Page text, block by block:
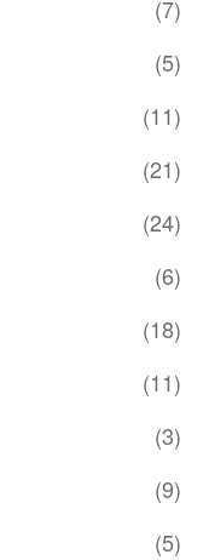
(7)
(5)
(11)
(21)
(24)
(6)
(18)
(11)
(3)
(9)
(5)